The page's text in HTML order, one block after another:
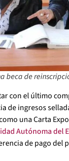
beca de
con el último
de ingresos
una Carta
Autónoma del
de pago del